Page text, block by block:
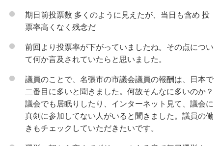
期日前投票数 多くのように見えたが、当日も含め 投
票率高くなく残念だ
前回より投票率が下がっていましたね。その点につい
て何か言及されていたらと思いました。
議員のことで、名張市の市議会議員の報酬は、日本で
二番目に多いと聞きました。何故そんなに多いのか？
議会でも居眠りしたり、インターネット見て、議会に
真剣に参加してない人がいると聞きました。議員の働
きもチェックしていただきたいです。